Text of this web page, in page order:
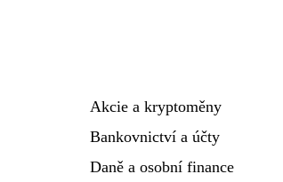
Akcie a kryptoměny
Bankovnictví a účty
Daně a osobní finance